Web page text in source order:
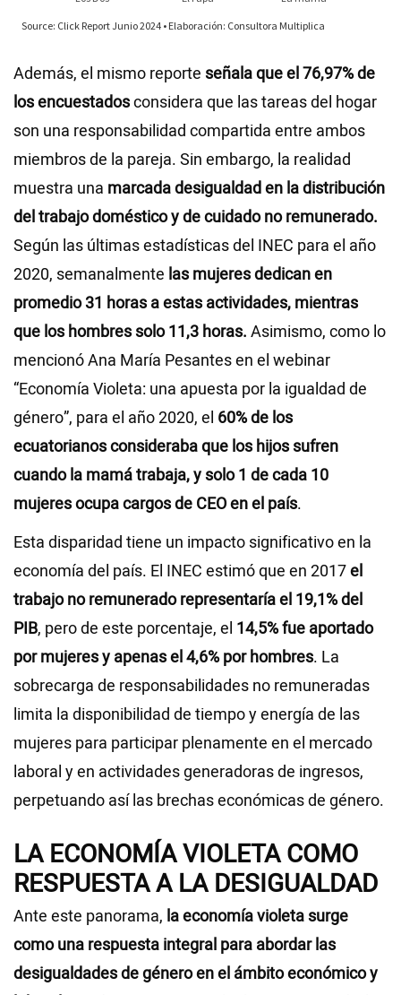
Además, el mismo reporte señala que el 76,97% de
los encuestadosconsidera que las tareas del hogar
son una responsabilidad compartida entre ambos
miembros de la pareja. Sin embargo, la realidad
muestra una marcada desigualdad en la distribución
del trabajo doméstico y de cuidado no remunerado.
Según las últimas estadísticas del INEC para el año
2020, semanalmente las mujeres dedican en
promedio 31 horas a estas actividades, mientras
que los hombres solo 11,3 horas. Asimismo, como lo
mencionó Ana María Pesantes en el webinar
“Economía Violeta: una apuesta por la igualdad de
género”, para el año 2020, el 60% de los
ecuatorianos consideraba que los hijos sufren
cuando la mamá trabaja, y solo 1 de cada 10
mujeres ocupa cargos de CEO en el país.
Esta disparidad tiene un impacto significativo en la
economía del país. El INEC estimó que en 2017el
trabajo no remunerado representaría el 19,1% del
PIB, pero de este porcentaje, el 14,5% fue aportado
por mujeres y apenas el 4,6% por hombres. La
sobrecarga de responsabilidades no remuneradas
limita la disponibilidad de tiempo y energía de las
mujeres para participar plenamente en el mercado
laboral y en actividades generadoras de ingresos,
perpetuando así las brechas económicas de género.
LA ECONOMÍA VIOLETA COMO
RESPUESTA A LA DESIGUALDAD
Ante este panorama, la economía violeta surge
como una respuesta integral para abordar las
desigualdades de género en el ámbito económico y